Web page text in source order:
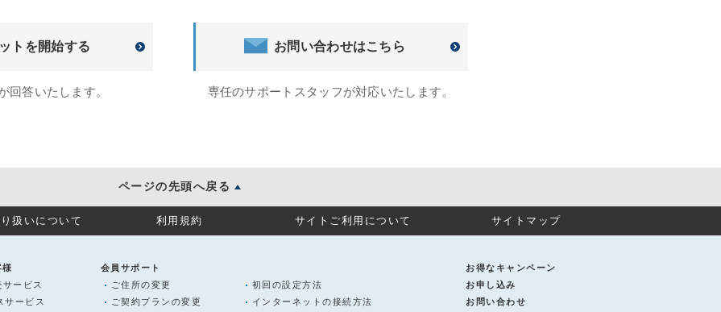
トを開始する
回答いたします。
お問い合わせはこちら
専任のサポートスタッフが対応いたします。
ページの先頭へ戻る
扱いについて 利用規約 サイトご利用について サイトマップ
様
ービス
サービス
会員サポート
ご住所の変更
ご契約プランの変更
初回の設定方法
インターネットの接続方法
お得なキャンペーン
お申し込み
お問い合わせ